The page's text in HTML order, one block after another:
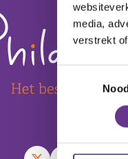
media,
verstrekt